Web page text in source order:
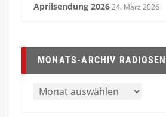
Aprilsendung 202624. März 2026
MONATS-ARCHIV